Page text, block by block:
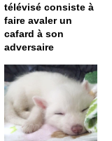
télévisé consiste à
faire avaler un
cafard à son
adversaire